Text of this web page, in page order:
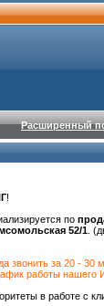
Расширенный
!
по
52/1 .
за 20 - 30
работы нашего
в работе с